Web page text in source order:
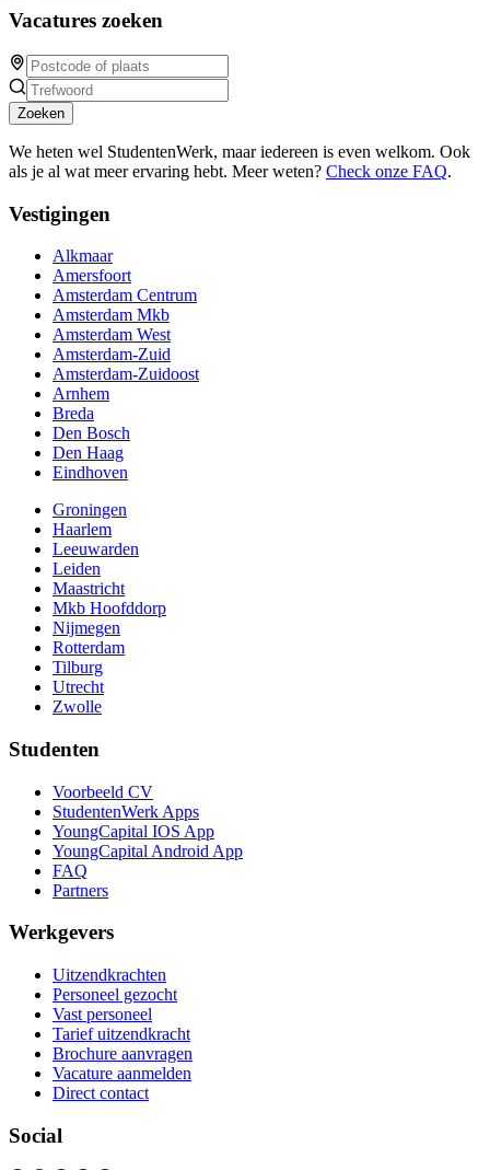
Vacatures zoeken
Zoeken
We heten wel StudentenWerk, maar iedereen is even welkom. Ook
als je al wat meer ervaring hebt. Meer weten? Check onze FAQ.
Vestigingen
Alkmaar
Amersfoort
Amsterdam Centrum
Amsterdam Mkb
Amsterdam West
Amsterdam-Zuid
Amsterdam-Zuidoost
Arnhem
Breda
Den Bosch
Den Haag
Eindhoven
Groningen
Haarlem
Leeuwarden
Leiden
Maastricht
Mkb Hoofddorp
Nijmegen
Rotterdam
Tilburg
Utrecht
Zwolle
Studenten
Voorbeeld CV
StudentenWerk Apps
YoungCapital IOS App
YoungCapital Android App
FAQ
Partners
Werkgevers
Uitzendkrachten
Personeel gezocht
Vast personeel
Tarief uitzendkracht
Brochure aanvragen
Vacature aanmelden
Direct contact
Social